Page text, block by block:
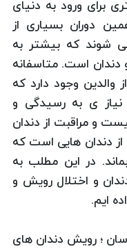
برای ورود به دنیای
دوران بسیاری از
شوند که بیشتر به
است. متاسفانه
والدین وجود دارد که
نیاز ی به رسیدگی و
و مراقبت از دندان
دندان هایی است که
در این مطلب به
و اختلال رویش و
ایم.
؛ رویش دندان های